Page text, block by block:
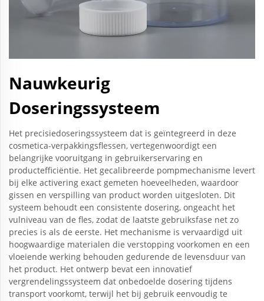
Nauwkeurig
Doseringssysteem
Het precisiedoseringssysteem dat is geïntegreerd in deze
cosmetica-verpakkingsflessen, vertegenwoordigt een
belangrijke vooruitgang in gebruikerservaring en
productefficiëntie. Het gecalibreerde pompmechanisme levert
bij elke activering exact gemeten hoeveelheden, waardoor
gissen en verspilling van product worden uitgesloten. Dit
systeem behoudt een consistente dosering, ongeacht het
vulniveau van de fles, zodat de laatste gebruiksfase net zo
precies is als de eerste. Het mechanisme is vervaardigd uit
hoogwaardige materialen die verstopping voorkomen en een
vloeiende werking behouden gedurende de levensduur van
het product. Het ontwerp bevat een innovatief
vergrendelingssysteem dat onbedoelde dosering tijdens
transport voorkomt, terwijl het bij gebruik eenvoudig te